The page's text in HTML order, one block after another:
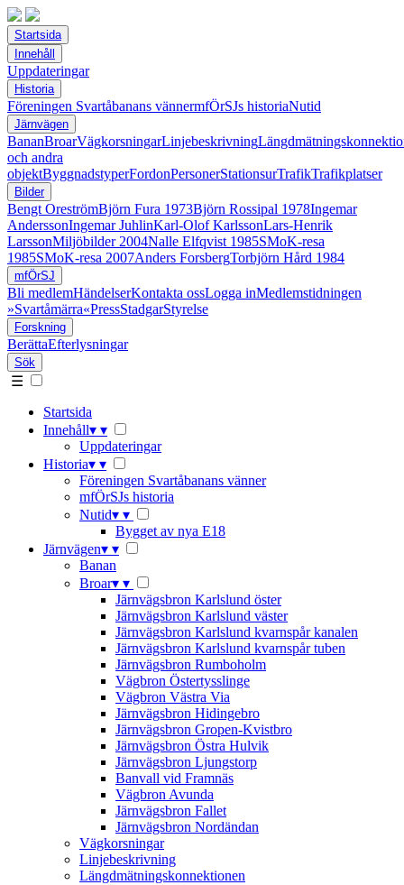
Startsida
Innehåll
Uppdateringar
Historia
Föreningen Svartåbanans vännermfÖrSJs historiaNutid
Järnvägen
BananBroarVägkorsningarLinjebeskrivning
och andra
objektByggnadstyperFordonPersonerStationsurTrafikTrafikplatser
Bilder
Bengt OreströmBjörn Fura 1973Björn Rossipal 1978Ingemar
AnderssonIngemar JuhlinKarl-Olof KarlssonLars-Henrik
LarssonMiljöbilder 2004Nalle Elfqvist 1985SMoK-resa
1985SMoK-resa 2007Anders ForsbergTorbjörn Hård 1984
mfÖrSJ
Bli medlemHändelserKontakta ossLogga inMedlemstidningen
»Svartåmärra«PressStadgarStyrelse
Forskning
BerättaEfterlysningar
Sök
☰
Startsida
Innehåll▾ ▾
Uppdateringar
Historia▾ ▾
Föreningen Svartåbanans vänner
mfÖrSJs historia
Nutid▾ ▾
Bygget av nya E18
Järnvägen▾ ▾
Banan
Broar▾ ▾
Järnvägsbron Karlslund öster
Järnvägsbron Karlslund väster
Järnvägsbron Karlslund kvarnspår kanalen
Järnvägsbron Karlslund kvarnspår tuben
Järnvägsbron Rumboholm
Vägbron Östertysslinge
Vägbron Västra Via
Järnvägsbron Hidingebro
Järnvägsbron Gropen-Kvistbro
Järnvägsbron Östra Hulvik
Järnvägsbron Ljungstorp
Banvall vid Framnäs
Vägbron Avunda
Järnvägsbron Fallet
Järnvägsbron Nordändan
Vägkorsningar
Linjebeskrivning
Längdmätningskonnektionen